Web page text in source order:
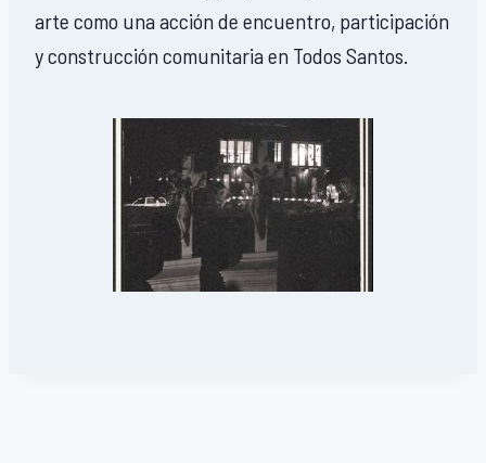
arte como una acción de encuentro, participación
y construcción comunitaria en Todos Santos.